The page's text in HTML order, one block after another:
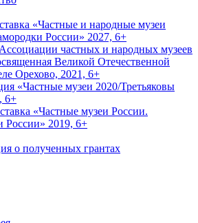
«Частные и народные музеи
России» 2027, 6+
частных и народных музеев
Великой Отечественной
Орехово, 2021, 6+
«Частные музеи 2020/Третьяковы
6+
«Частные музеи России.
России» 2019, 6+
о полученных грантах